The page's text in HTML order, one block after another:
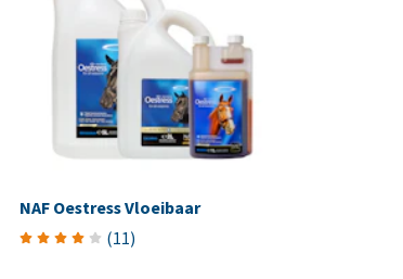
NAF Oestress Vloeibaar
(11)